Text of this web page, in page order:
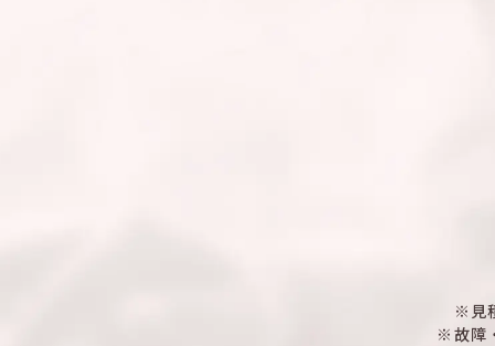
※見
※故障